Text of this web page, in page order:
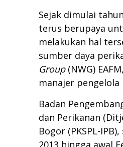
Sejak dimulai
terus berupaya
melakukan hal
sumber daya
Group(NWG)
manajer pengelola
Badan
dan Perikanan
Bogor (PKSPL-
2013 hingga awal